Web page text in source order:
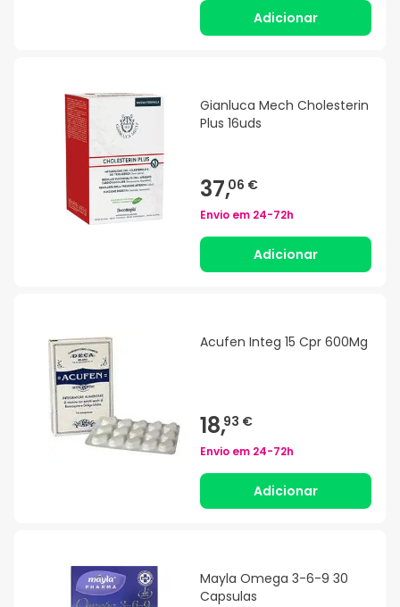
Adicionar
Gianluca Mech Cholesterin
Plus 16uds
37,06 €
Envio em 24-72h
Adicionar
Acufen Integ 15 Cpr 600Mg
18,93 €
Envio em 24-72h
Adicionar
Mayla Omega 3-6-9 30
Capsulas